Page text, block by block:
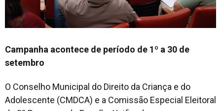
Campanha acontece de período de 1º a 30 de
setembro
O Conselho Municipal do Direito da Criança e do
Adolescente (CMDCA) e a Comissão Especial Eleitoral